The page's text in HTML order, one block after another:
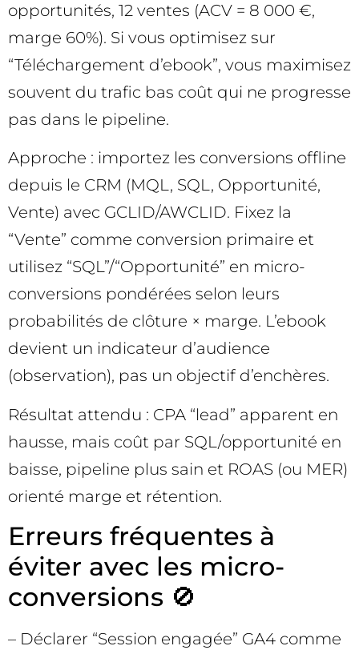
opportunités, 12 ventes (ACV = 8 000 €,
marge 60%). Si vous optimisez sur
“Téléchargement d’ebook”, vous maximisez
souvent du trafic bas coût qui ne progresse
pas dans le pipeline.
Approche : importez les conversions offline
depuis le CRM (MQL, SQL, Opportunité,
Vente) avec GCLID/AWCLID. Fixez la
“Vente” comme conversion primaire et
utilisez “SQL”/“Opportunité” en micro-
conversions pondérées selon leurs
probabilités de clôture × marge. L’ebook
devient un indicateur d’audience
(observation), pas un objectif d’enchères.
Résultat attendu : CPA “lead” apparent en
hausse, mais coût par SQL/opportunité en
baisse, pipeline plus sain et ROAS (ou MER)
orienté marge et rétention.
Erreurs fréquentes à
éviter avec les micro-
conversions 🚫
– Déclarer “Session engagée” GA4 comme